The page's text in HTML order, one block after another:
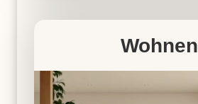
Wohnen